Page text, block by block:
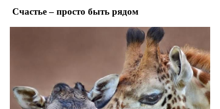
Счастье – просто быть рядом